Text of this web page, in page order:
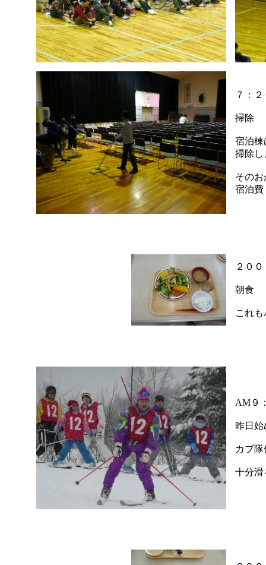
７：
掃除
宿泊
掃除し
その
宿泊
２０
朝食
これ
AM９
昨日
カブ
十分滑